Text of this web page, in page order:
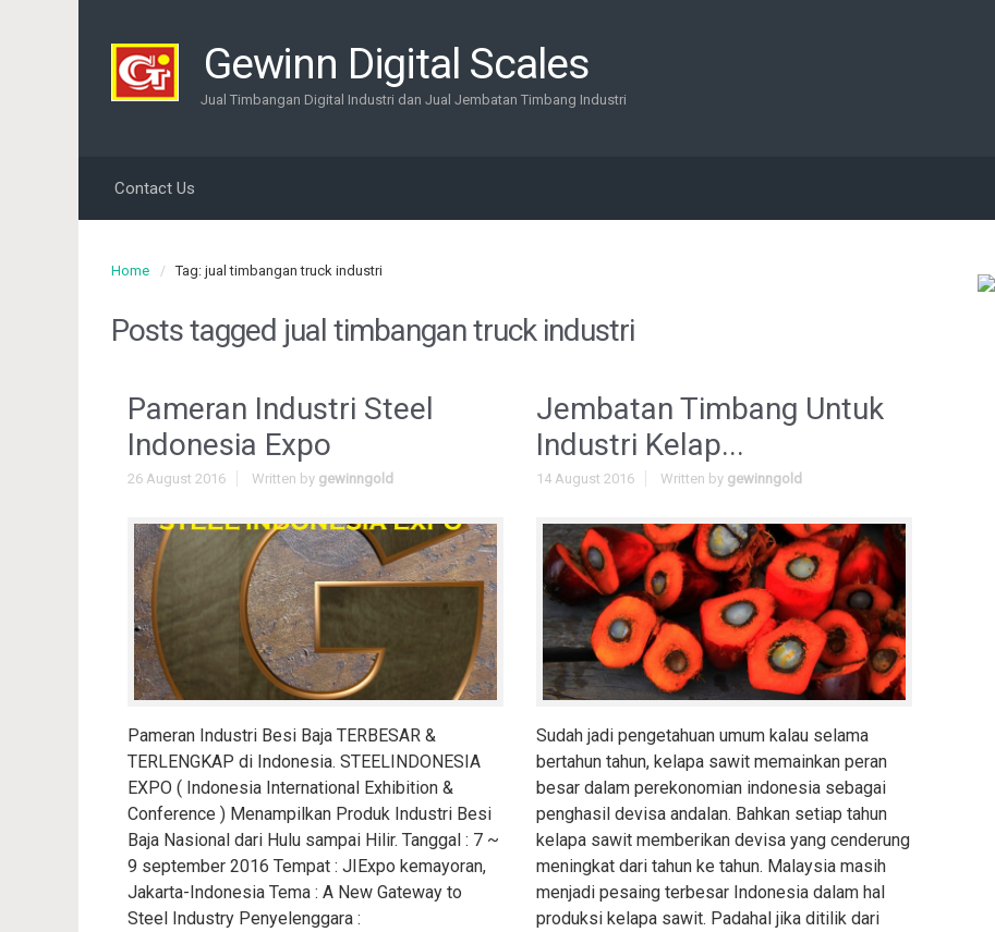
Gewinn Digital Scales
Jual Timbangan Digital Industri dan Jual Jembatan Timbang Industri
Contact Us
Home Tag: jual timbangan truck industri
Posts tagged jual timbangan truck industri
Pameran Industri Steel
Indonesia Expo
26 August 2016 Written by gewinngold
Pameran Industri Besi Baja TERBESAR &
TERLENGKAP di Indonesia. STEELINDONESIA
EXPO ( Indonesia International Exhibition &
Conference ) Menampilkan Produk Industri Besi
Baja Nasional dari Hulu sampai Hilir. Tanggal : 7 ~
9 september 2016 Tempat : JIExpo kemayoran,
Jakarta-Indonesia Tema : A New Gateway to
Steel Industry Penyelenggara :
Jembatan Timbang Untuk
Industri Kelap...
14 August 2016 Written by gewinngold
Sudah jadi pengetahuan umum kalau selama
bertahun tahun, kelapa sawit memainkan peran
besar dalam perekonomian indonesia sebagai
penghasil devisa andalan. Bahkan setiap tahun
kelapa sawit memberikan devisa yang cenderung
meningkat dari tahun ke tahun. Malaysia masih
menjadi pesaing terbesar Indonesia dalam hal
produksi kelapa sawit. Padahal jika ditilik dari